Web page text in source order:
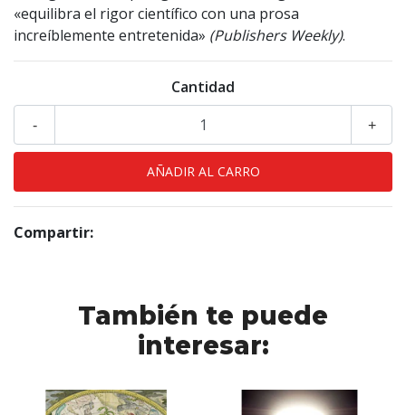
«equilibra el rigor científico con una prosa
increíblemente entretenida» (Publishers Weekly).
Cantidad
+
-
Compartir:
También te puede
interesar: